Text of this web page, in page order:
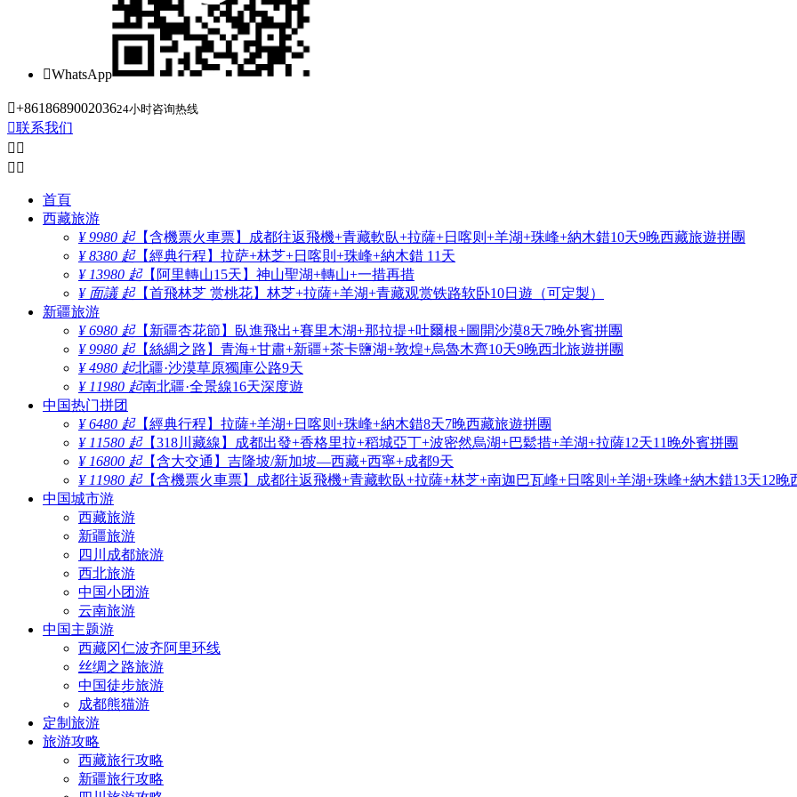
WhatsApp
+861868900203624小时咨询热线
联系我们
 
 
首頁
西藏旅游
¥ 9980 起【含機票火車票】成都往返飛機+青藏軟臥+拉薩+日喀则+羊湖+珠峰+納木錯10天9晚西藏旅遊拼團
¥ 8380 起【經典行程】拉萨+林芝+日喀則+珠峰+納木錯 11天
¥ 13980 起【阿里轉山15天】神山聖湖+轉山+一措再措
¥ 面議 起【首飛林芝 赏桃花】林芝+拉薩+羊湖+青藏观赏铁路软卧10日遊（可定製）
新疆旅游
¥ 6980 起【新疆杏花節】臥進飛出+賽里木湖+那拉提+吐爾根+圖開沙漠8天7晚外賓拼團
¥ 9980 起【絲綢之路】青海+甘肅+新疆+茶卡鹽湖+敦煌+烏魯木齊10天9晚西北旅遊拼團
¥ 4980 起北疆·沙漠草原獨庫公路9天
¥ 11980 起南北疆·全景線16天深度遊
中国热门拼团
¥ 6480 起【經典行程】拉薩+羊湖+日喀则+珠峰+納木錯8天7晚西藏旅遊拼團
¥ 11580 起【318川藏線】成都出發+香格里拉+稻城亞丁+波密然烏湖+巴鬆措+羊湖+拉薩12天11晚外賓拼團
¥ 16800 起【含大交通】吉隆坡/新加坡—西藏+西寧+成都9天
¥ 11980 起【含機票火車票】成都往返飛機+青藏軟臥+拉薩+林芝+南迦巴瓦峰+日喀则+羊湖+珠峰+納木錯13天12晚
中国城市游
西藏旅游
新疆旅游
四川成都旅游
西北旅游
中国小团游
云南旅游
中国主题游
西藏冈仁波齐阿里环线
丝绸之路旅游
中国徒步旅游
成都熊猫游
定制旅游
旅游攻略
西藏旅行攻略
新疆旅行攻略